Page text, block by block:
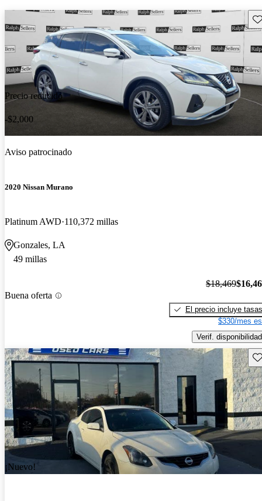
Precio reducido
-$2,000
Aviso patrocinado
2020 Nissan Murano
Platinum AWD 110,372 millas
Gonzales, LA
49 millas
Buena oferta
$18,469
El precio incluye tasas
$330/mes
Verif. disponibilidad
¡Nuevo!